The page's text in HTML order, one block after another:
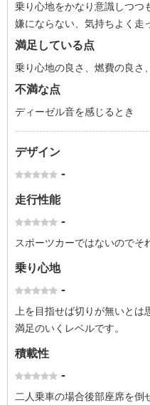
乗り心地をかなり意識しつつ
嫌にならない、気持ちよく走
満足している点
乗り心地の良さ、燃費の良さ
不満な点
ディーゼル音を感じるとき
デザイン
-
走行性能
-
スポーツカーではないのでそ
乗り心地
-
上を目指せば切りが無いと
満足のいくレベルです。
積載性
-
二人乗車の場合後部座席を倒